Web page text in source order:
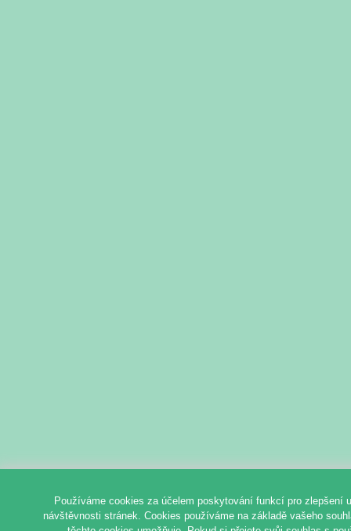
Používáme cookies za účelem poskytování funkcí pro zlepšení
návštěvnosti stránek. Cookies používáme na základě vašeho